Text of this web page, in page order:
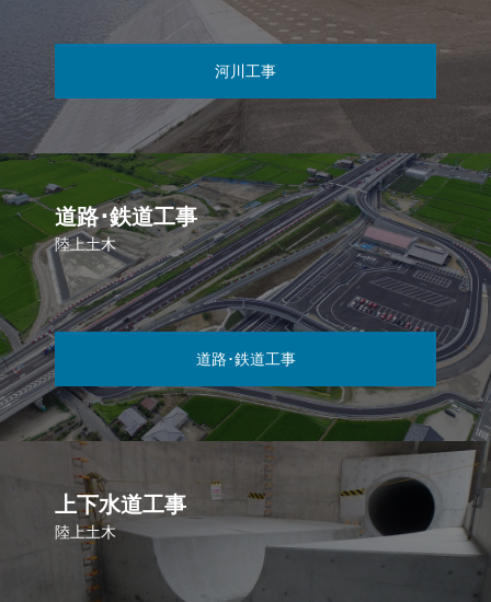
河川工事
道路･鉄道工事
陸上土木
道路･鉄道工事
上下水道工事
陸上土木